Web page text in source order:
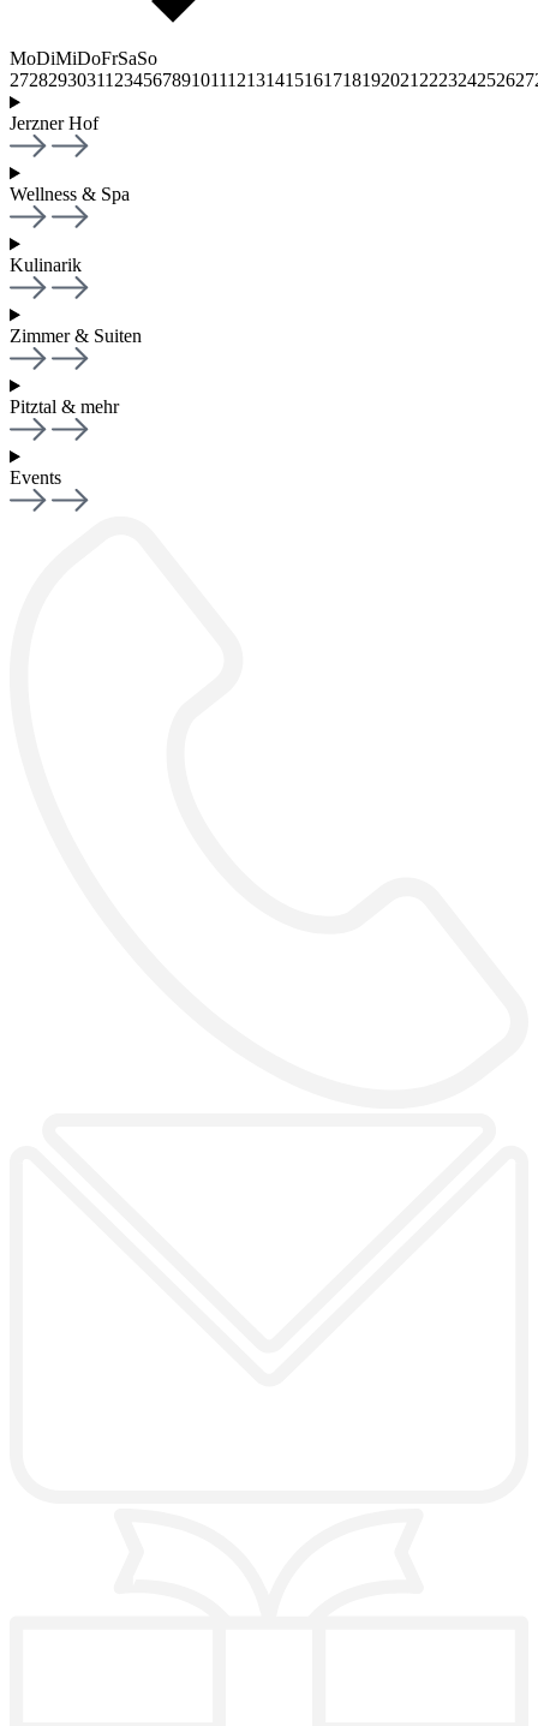
MoDiMiDoFrSaSo
2728293031123456789101112131415161718192021222324252627
Jerzner Hof
Wellness & Spa
Kulinarik
Zimmer & Suiten
Pitztal & mehr
Events